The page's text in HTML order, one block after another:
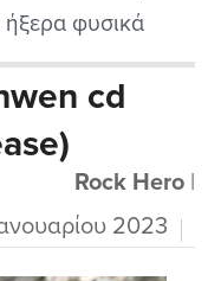
ήξερα φυσικά
στην Κροατία
μπάντα
που
να δώσω στους
cd
Rock Hero|
2023